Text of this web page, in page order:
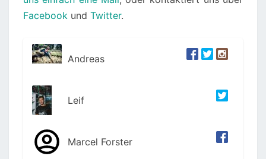
Facebook und Twitter.
Andreas
Leif
Marcel Forster